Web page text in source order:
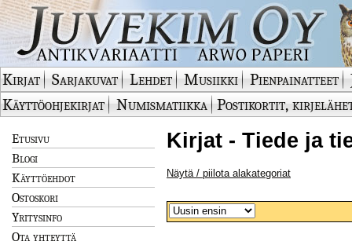
Kirjat Sarjakuvat Lehdet Musiikki Pienpainatteet
Käyttöohjekirjat
Numismatiikka Postikortit,
Etusivu
Blogi
Käyttöehdot
Ostoskori
Yritysinfo
Ota yhteyttä
Kirjat - Tiede ja
Näytä / piilota alakategoriat